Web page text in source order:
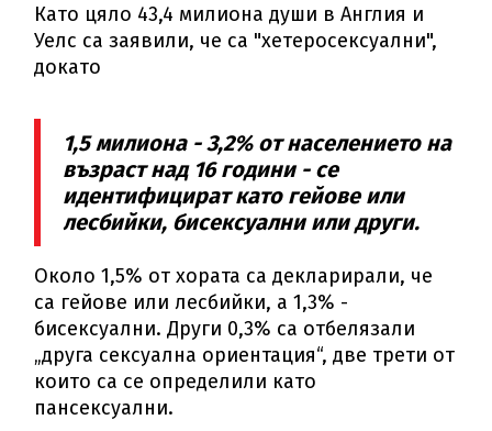
Като цяло 43,4 милиона души в Англия и
Уелс са заявили, че са "хетеросексуални",
докато
1,5 милиона - 3,2% от населението на
възраст над 16 години - се
идентифицират като гейове или
лесбийки, бисексуални или други.
Около 1,5% от хората са декларирали, че
са гейове или лесбийки, а 1,3% -
бисексуални. Други 0,3% са отбелязали
„друга сексуална ориентация“, две трети от
които са се определили като
пансексуални.